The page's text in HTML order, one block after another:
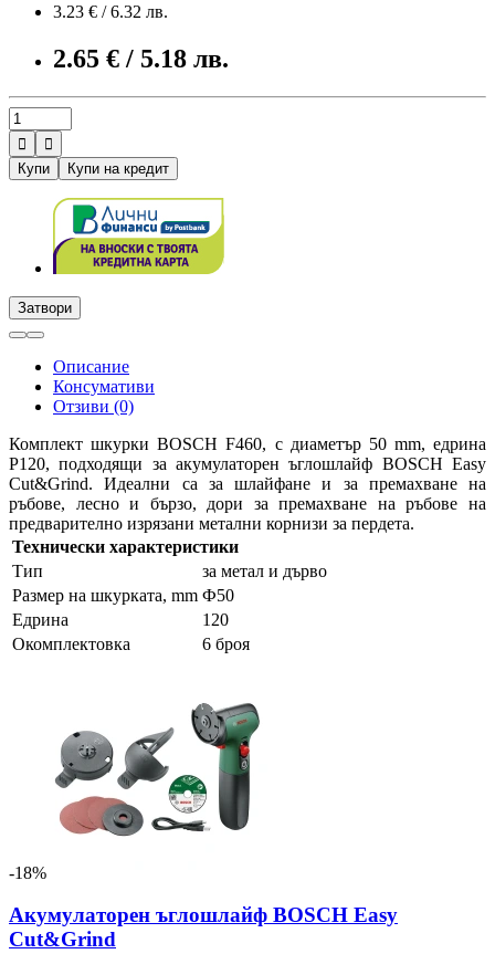
3.23 € / 6.32 лв.
2.65 € / 5.18 лв.


Купи
Купи на кредит
Затвори
Описание
Консумативи
Отзиви (0)
Комплект шкурки BOSCH F460, с диаметър 50 mm, едрина
P120, подходящи за акумулаторен ъглошлайф BOSCH Easy
Cut&Grind. Идеални са за шлайфане и за премахване на
ръбове, лесно и бързо, дори за премахване на ръбове на
предварително изрязани метални корнизи за пердета.
Технически характеристики
Тип
за метал и дърво
Размер на шкурката, mm Ф50
Едрина
120
Окомплектовка
6 броя
-18%
Акумулаторен ъглошлайф BOSCH Easy
Cut&Grind